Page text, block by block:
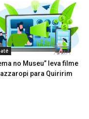
no Museu” leva filme
para Quiririm